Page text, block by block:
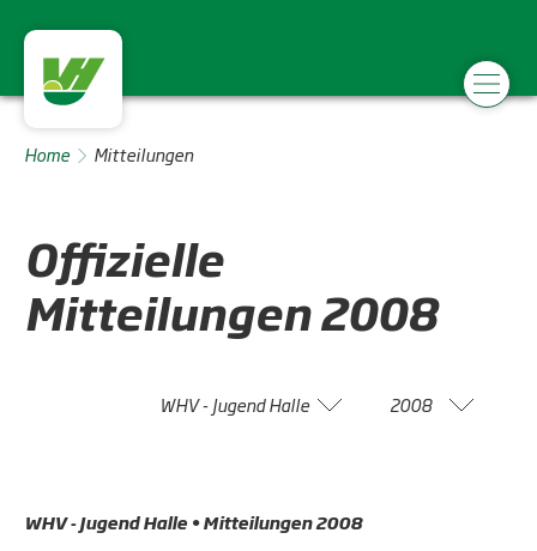
Home Mitteilungen
Offizielle
Mitteilungen2008
WHV - Jugend Halle 2008
WHV - Jugend Halle • Mitteilungen 2008